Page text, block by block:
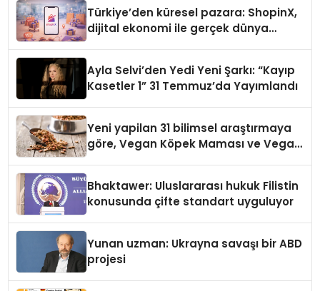
Türkiye’den küresel pazara: ShopinX,
dijital ekonomi ile gerçek dünya
Ayla Selvi’den Yedi Yeni Şarkı: “Kayıp
Kasetler 1” 31 Temmuz’da Yayımlandı
Yeni yapilan 31 bilimsel araştırmaya
göre, Vegan Köpek Maması ve Vegan
Bhaktawer: Uluslararası hukuk Filistin
konusunda çifte standart uyguluyor
Yunan uzman: Ukrayna savaşı bir ABD
projesi